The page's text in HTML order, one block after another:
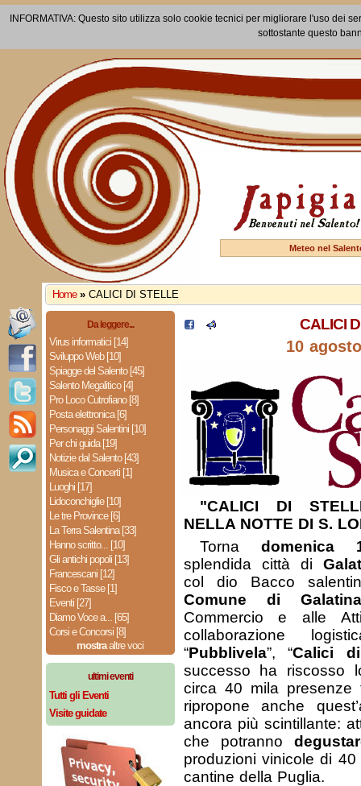
INFORMATIVA: Questo sito utilizza solo cookie tecnici per migliorare l'uso dei
sottostante questo
Meteo nel
Home » CALICI DI STELLE
Da leggere...
Virus informatici [14]
Sviluppo Web [10]
Spiagge del Salento [45]
Salento Megalitico [4]
Pro Loco Cutrofiano [8]
Posta elettronica [6]
Personaggi Salentini [10]
Per chi guida [19]
Notizie dal Salento [43]
Musica e Concerti [1]
Luoghi [17]
Lidoconchiglie [10]
Le tre Province [6]
La Terra Salentina [33]
Hanno scritto... [10]
Gli antichi popoli [13]
Francescani [12]
Fisco e Tasse [1]
Eventi [27]
Diamo Voce a... [65]
Corsi e Concorsi [8]
mostraaltre voci
ultimi eventi
Tutti gli Eventi
Visite guidate
CALICI
10
"CALICI DI
NELLA NOTTE DI S.
Torna domenica
splendida città di
col dio Bacco
Comune di Galatina
Commercio e alle
collaborazione
“Pubblivela”, “Calici
successo ha riscosso
circa 40 mila
ripropone anche
ancora più scintillante:
che potranno
produzioni vinicole di
cantine della Puglia.